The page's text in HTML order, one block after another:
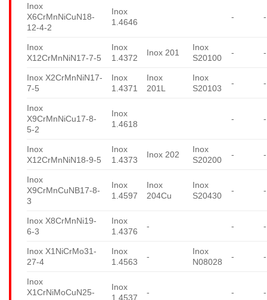
Inox
X6CrMnNiCuN18-
12-4-2
Inox
1.4646
- -
Inox
X12CrMnNiN17-7-5
Inox
1.4372
Inox 201
Inox
S20100
- -
Inox X2CrMnNiN17-
7-5
Inox
1.4371
Inox
201L
Inox
S20103
- -
Inox
X9CrMnNiCu17-8-
5-2
Inox
1.4618
- -
Inox
X12CrMnNiN18-9-5
Inox
1.4373
Inox 202
Inox
S20200
- -
Inox
X9CrMnCuNB17-8-
3
Inox
1.4597
Inox
204Cu
Inox
S20430
- -
Inox X8CrMnNi19-
6-3
Inox
1.4376
- - -
Inox X1NiCrMo31-
27-4
Inox
1.4563
-
Inox
N08028
- -
Inox
X1CrNiMoCuN25-
Inox
1.4537
- - -